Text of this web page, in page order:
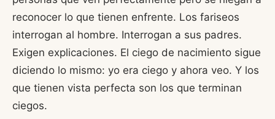
reconocer lo que tienen enfrente. Los fariseos
interrogan al hombre. Interrogan a sus padres.
Exigen explicaciones. El ciego de nacimiento sigue
diciendo lo mismo: yo era ciego y ahora veo. Y los
que tienen vista perfecta son los que terminan
ciegos.